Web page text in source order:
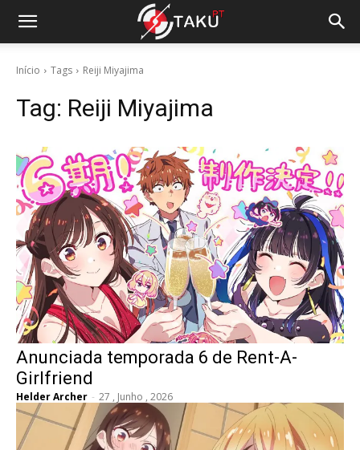
Início Tags Reiji Miyajima
Tag: Reiji Miyajima
Anunciada temporada 6 de Rent-A-
Girlfriend
Helder Archer - 27 , Junho , 2026